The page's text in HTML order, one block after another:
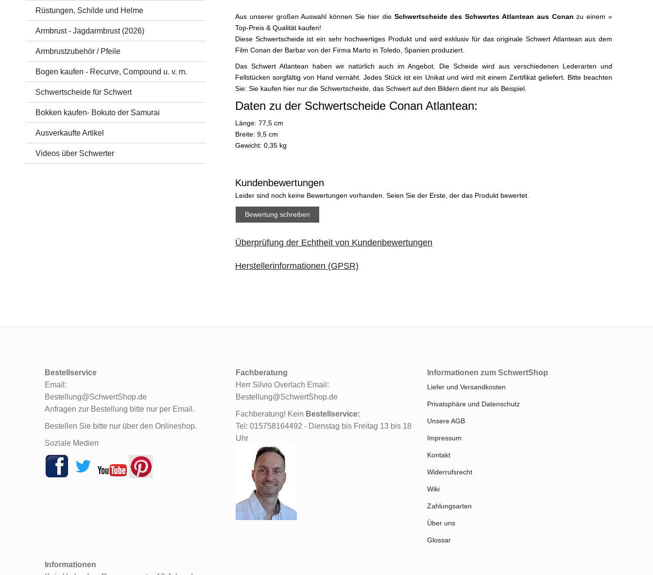
Rüstungen, Schilde und Helme
Armbrust - Jagdarmbrust (2026)
Armbrustzubehör / Pfeile
Bogen kaufen - Recurve, Compound u. v. m.
Schwertscheide für Schwert
Bokken kaufen- Bokuto der Samurai
Ausverkaufte Artikel
Videos über Schwerter
Aus unserer großen Auswahl können Sie hier die Schwertscheide des Schwertes Atlantean aus Conan zu einem »
Top-Preis & Qualität kaufen!
Diese Schwertscheide ist ein sehr hochwertiges Produkt und wird exklusiv für das originale Schwert Atlantean aus dem
Film Conan der Barbar von der Firma Marto in Toledo, Spanien produziert.
Das Schwert Atlantean haben wir natürlich auch im Angebot. Die Scheide wird aus verschiedenen Lederarten und
Fellstücken sorgfältig von Hand vernäht. Jedes Stück ist ein Unikat und wird mit einem Zertifikat geliefert. Bitte beachten
Sie: Sie kaufen hier nur die Schwertscheide, das Schwert auf den Bildern dient nur als Beispiel.
Daten zu der Schwertscheide Conan Atlantean:
Länge: 77,5 cm
Breite: 9,5 cm
Gewicht: 0,35 kg
Kundenbewertungen
Leider sind noch keine Bewertungen vorhanden. Seien Sie der Erste, der das Produkt bewertet.
Bewertung schreiben
Überprüfung der Echtheit von Kundenbewertungen
Herstellerinformationen (GPSR)
Bestellservice
Email:
Bestellung@SchwertShop.de
Anfragen zur Bestellung bitte nur per Email.
Bestellen Sie bitte nur über den Onlineshop.
Soziale Medien
Fachberatung
Herr Silvio Overlach Email:
Bestellung@SchwertShop.de
Fachberatung! Kein Bestellservice:
Tel: 015758164492 - Dienstag bis Freitag 13 bis 18
Uhr
Informationen zum SchwertShop
Liefer und Versandkosten
Privatsphäre und Datenschutz
Unsere AGB
Impressum
Kontakt
Widerrufsrecht
Wiki
Zahlungsarten
Über uns
Glossar
Informationen